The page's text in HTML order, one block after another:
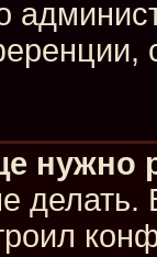
нужно
делать.